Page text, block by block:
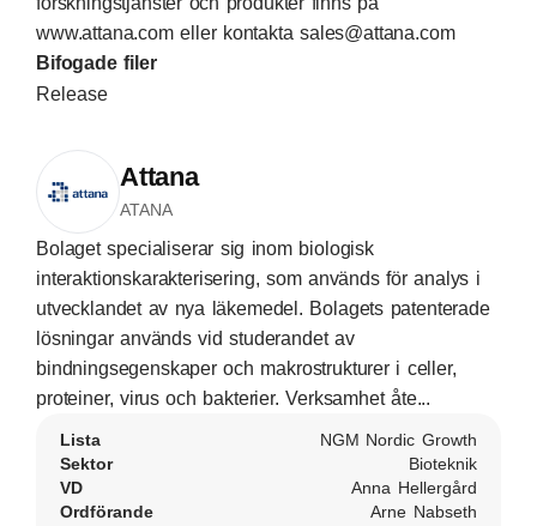
www.attana.comeller kontaktasales@attana.com
Bifogade filer
Release
Attana
ATANA
Bolaget specialiserar sig inom biologisk
interaktionskarakterisering, som används för analys i
utvecklandet av nya läkemedel. Bolagets patenterade
lösningar används vid studerandet av
bindningsegenskaper och makrostrukturer i celler,
proteiner, virus och bakterier. Verksamhet åte...
Lista
NGM Nordic Growth
Sektor
Bioteknik
VD
Anna Hellergård
Ordförande
Arne Nabseth